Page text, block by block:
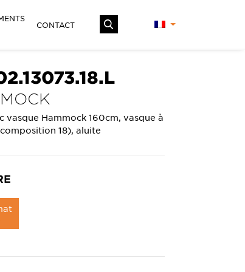
CONTACT
vasque Hammock 160cm, vasque à
18), aluite